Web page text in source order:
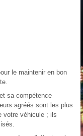
le maintenir en bon
sa compétence
agréés sont les plus
votre véhicule ; ils